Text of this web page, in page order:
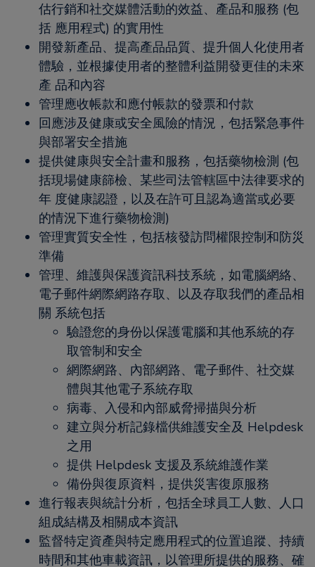
估行銷和社交媒體活動的效益、產品和服務 (包
括 應用程式) 的實用性
開發新產品、提高產品品質、提升個人化使用者
體驗，並根據使用者的整體利益開發更佳的未來
產 品和內容
管理應收帳款和應付帳款的發票和付款
回應涉及健康或安全風險的情況，包括緊急事件
與部署安全措施
提供健康與安全計畫和服務，包括藥物檢測 (包
括現場健康篩檢、某些司法管轄區中法律要求的
年 度健康認證，以及在許可且認為適當或必要
的情況下進行藥物檢測)
管理實質安全性，包括核發訪問權限控制和防災
準備
管理、維護與保護資訊科技系統，如電腦網絡、
電子郵件網際網路存取、以及存取我們的產品相
關 系統包括
驗證您的身份以保護電腦和其他系統的存
取管制和安全
網際網路、內部網路、電子郵件、社交媒
體與其他電子系統存取
病毒、入侵和內部威脅掃描與分析
建立與分析記錄檔供維護安全及 Helpdesk
之用
提供 Helpdesk 支援及系統維護作業
備份與復原資料，提供災害復原服務
進行報表與統計分析，包括全球員工人數、人口
組成結構及相關成本資訊
監督特定資產與特定應用程式的位置追蹤、持續
時間和其他車載資訊，以管理所提供的服務、確